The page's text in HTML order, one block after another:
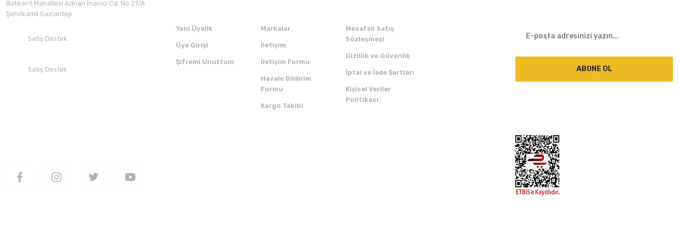
Batıkent Mahallesi Adnan İnanıcı Cd. No:27/A
Şehitkamil Gaziantep
Satış Destek
Satış Destek
Yeni Üyelik
Üye Girişi
Şifremi Unuttum
Markalar
İletişim
İletişim Formu
Havale Bildirim
Formu
Kargo Takibi
Mesafeli Satış
Sözleşmesi
Gizlilik ve Güvenlik
İptal ve İade Şartları
Kişisel Veriler
Politikası
ABONE OL